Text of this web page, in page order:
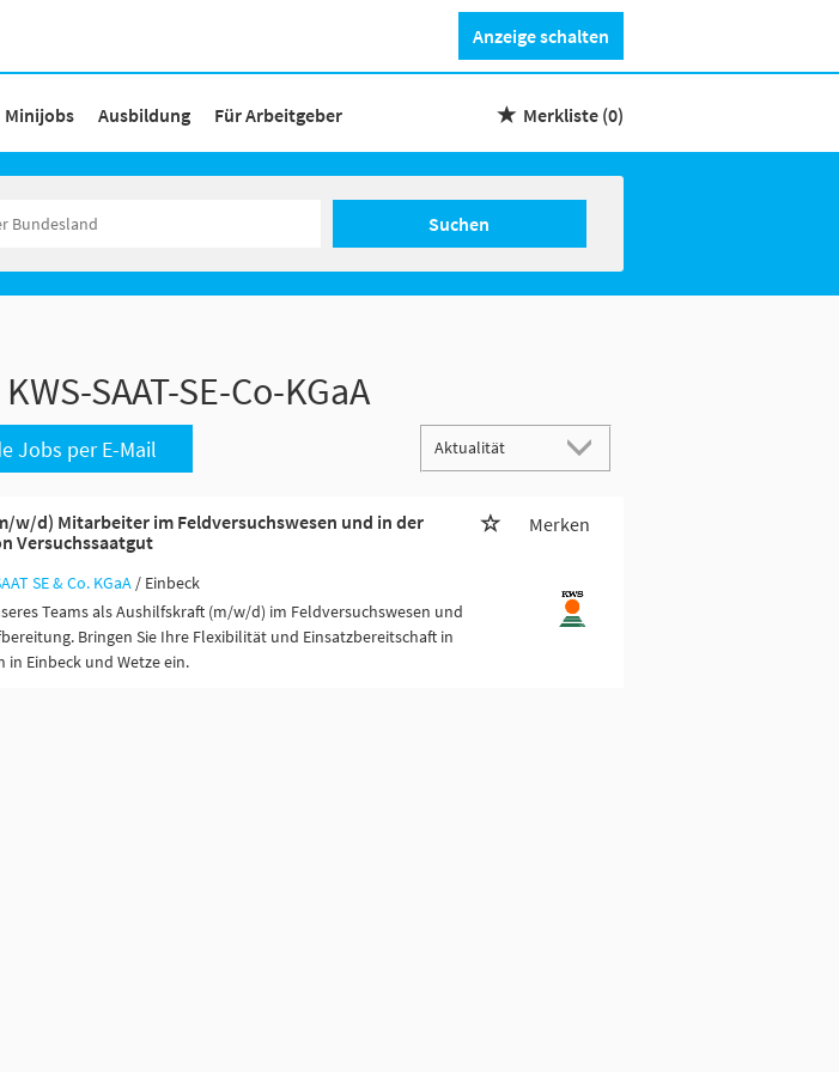
Anzeige schalten
Minijobs Ausbildung Für Arbeitgeber Merkliste (0)
Suchen
SAAT-SE-Co-KGaA
Jobs per E-Mail
w/d) Mitarbeiter im Feldversuchswesen und in der
Versuchssaatgut
Merken
SE & Co. KGaA / Einbeck
Teams als Aushilfskraft (m/w/d) im Feldversuchswesen und
Bringen Sie Ihre Flexibilität und Einsatzbereitschaft in
Einbeck und Wetze ein.